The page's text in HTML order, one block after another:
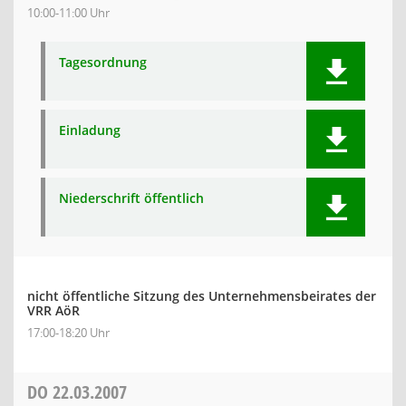
10:00-11:00 Uhr
Tagesordnung
Einladung
Niederschrift öffentlich
nicht öffentliche Sitzung des Unternehmensbeirates der
VRR AöR
17:00-18:20 Uhr
DO 22.03.2007